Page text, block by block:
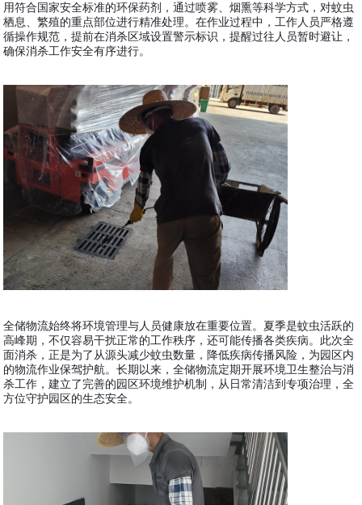
用符合国家安全标准的环保药剂，通过喷雾、烟熏等科学方式，对蚊虫
栖息、繁殖的重点部位进行精准处理。在作业过程中，工作人员严格遵
循操作规范，提前在消杀区域设置警示标识，提醒过往人员暂时避让，
确保消杀工作安全有序进行。
全储物流始终将环境管理与人员健康放在重要位置。夏季是蚊虫活跃的
高峰期，不仅容易干扰正常的工作秩序，还可能传播各类疾病。此次全
面消杀，正是为了从源头减少蚊虫数量，降低疾病传播风险，为园区内
的物流作业保驾护航。长期以来，全储物流定期开展环境卫生整治与消
杀工作，建立了完善的园区环境维护机制，从日常清洁到专项治理，全
方位守护园区的生态安全。